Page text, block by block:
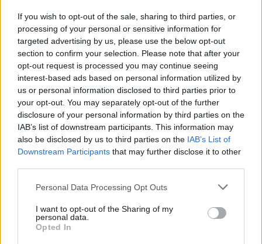
If you wish to opt-out of the sale, sharing to third parties, or
processing of your personal or sensitive information for
targeted advertising by us, please use the below opt-out
section to confirm your selection. Please note that after your
opt-out request is processed you may continue seeing
interest-based ads based on personal information utilized by
us or personal information disclosed to third parties prior to
your opt-out. You may separately opt-out of the further
disclosure of your personal information by third parties on the
IAB’s list of downstream participants. This information may
also be disclosed by us to third parties on the IAB’s List of
Downstream Participants that may further disclose it to other
Personal Data Processing Opt Outs
I want to opt-out of the Sharing of my
personal data.
Opted In
Det är move.org som som kommer med erbjudandet
i en tävling. En person ska få chansen att bli ”Chief
Beer Baron” och med det motsvarande 17000 kronor
att spendera på öl och annat.